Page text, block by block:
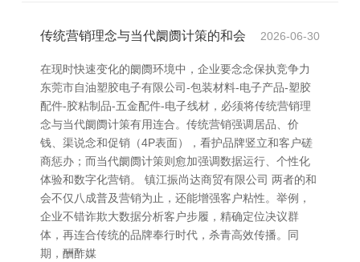
传统营销理念与当代阛阓计策的和会 2026-06-30
在现时快速变化的阛阓环境中，企业要念念保执竞争力
东莞市自油塑胶电子有限公司-包装材料-电子产品-塑胶
配件-胶粘制品-五金配件-电子线材，必须将传统营销理
念与当代阛阓计策有用连合。传统营销强调居品、价
钱、渠说念和促销（4P表面），看护品牌竖立和客户磋
商惩办；而当代阛阓计策则愈加强调数据运行、个性化
体验和数字化营销。 镇江振尚达商贸有限公司 两者的和
会不仅八成普及营销为止，还能增强客户粘性。举例，
企业不错诈欺大数据分析客户步履，精确定位决议群
体，再连合传统的品牌奉行时代，杀青高效传播。同
期，酬酢媒